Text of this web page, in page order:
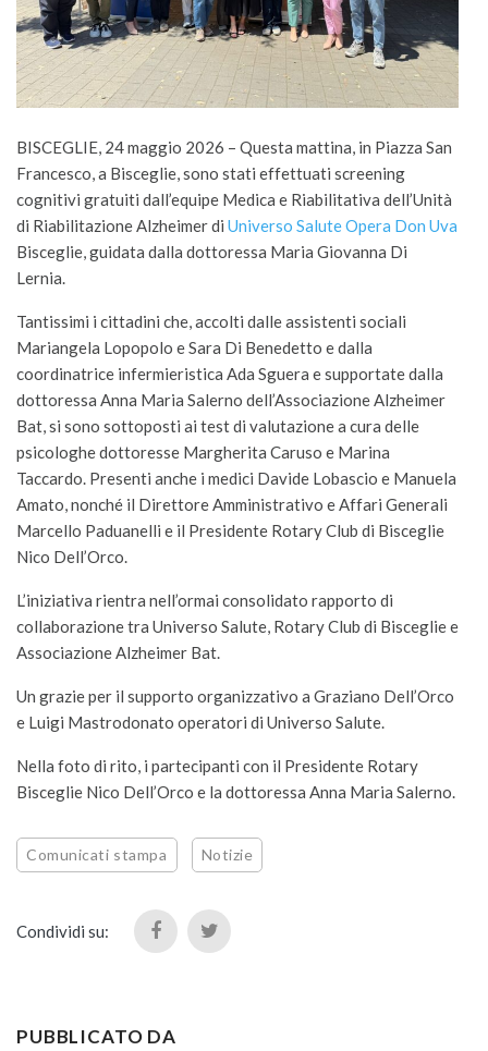
BISCEGLIE, 24 maggio 2026 – Questa mattina, in Piazza San
Francesco, a Bisceglie, sono stati effettuati screening
cognitivi gratuiti dall’equipe Medica e Riabilitativa dell’Unità
di Riabilitazione Alzheimer di Universo Salute Opera Don Uva
Bisceglie, guidata dalla dottoressa Maria Giovanna Di
Lernia.
Tantissimi i cittadini che, accolti dalle assistenti sociali
Mariangela Lopopolo e Sara Di Benedetto e dalla
coordinatrice infermieristica Ada Sguera e supportate dalla
dottoressa Anna Maria Salerno dell’Associazione Alzheimer
Bat, si sono sottoposti ai test di valutazione a cura delle
psicologhe dottoresse Margherita Caruso e Marina
Taccardo. Presenti anche i medici Davide Lobascio e Manuela
Amato, nonché il Direttore Amministrativo e Affari Generali
Marcello Paduanelli e il Presidente Rotary Club di Bisceglie
Nico Dell’Orco.
L’iniziativa rientra nell’ormai consolidato rapporto di
collaborazione tra Universo Salute, Rotary Club di Bisceglie e
Associazione Alzheimer Bat.
Un grazie per il supporto organizzativo a Graziano Dell’Orco
e Luigi Mastrodonato operatori di Universo Salute.
Nella foto di rito, i partecipanti con il Presidente Rotary
Bisceglie Nico Dell’Orco e la dottoressa Anna Maria Salerno.
Comunicati stampa Notizie
Condividi su:
PUBBLICATO DA